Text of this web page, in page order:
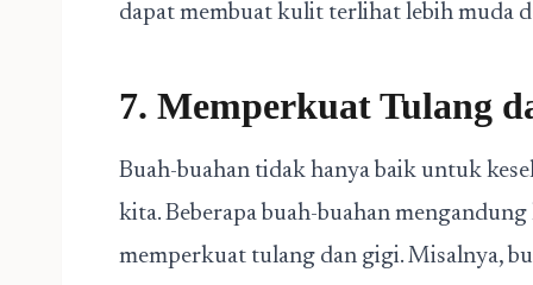
dapat membuat kulit terlihat lebih muda
7. Memperkuat Tulang
Buah-buahan tidak hanya baik untuk
kita. Beberapa buah-buahan
memperkuat tulang dan gigi. Misalnya,